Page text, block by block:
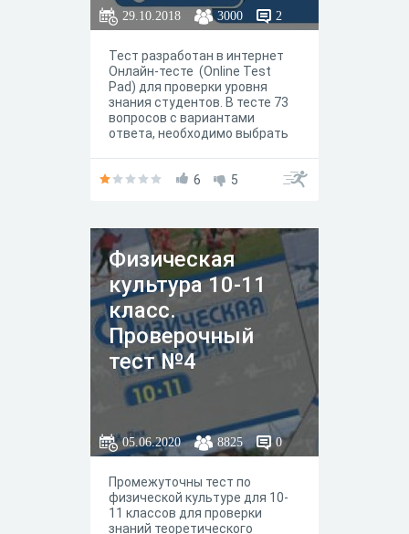
29.10.2018 3000 2
Тест разработан в интернет
Онлайн-тесте (Online Test
Pad) для проверки уровня
знания студентов. В тесте 73
вопросов с вариантами
ответа, необходимо выбрать
6 5
Физическая
культура 10-11
класс.
Проверочный
тест №4
05.06.2020 8825 0
Промежуточны тест по
физической культуре для 10-
11 классов для проверки
знаний теоретического